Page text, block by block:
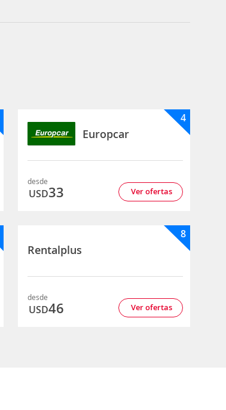
Europcar
4
desde
USD33 Ver ofertas
Rentalplus
8
desde
USD46 Ver ofertas